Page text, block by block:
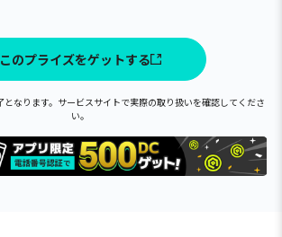
このプライズをゲットする
なります。サービスサイトで実際の取り扱いを確認してくださ
い。